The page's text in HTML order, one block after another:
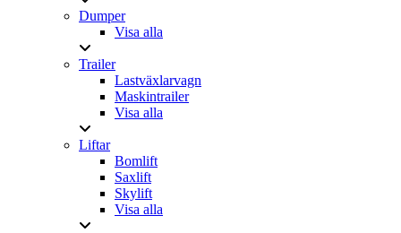
Dumper
Visa alla
Trailer
Lastväxlarvagn
Maskintrailer
Visa alla
Liftar
Bomlift
Saxlift
Skylift
Visa alla